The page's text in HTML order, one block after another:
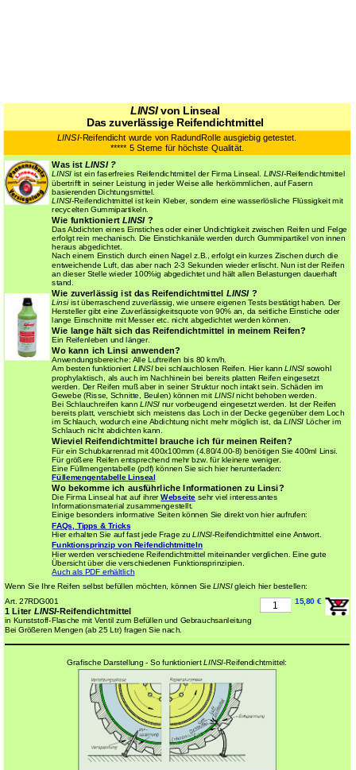
LINSIvon Linseal
Das zuverlässige Reifendichtmittel
LINSI-Reifendicht wurde von RadundRolle ausgiebig getestet.
***** 5 Sterne für höchste Qualität.
Was istLINSI ?
LINSI ist ein faserfreies Reifendichtmittel der Firma Linseal. LINSI-Reifendichtmittel
übertrifft in seiner Leistung in jeder Weise alle herkömmlichen, auf Fasern
basierenden Dichtungsmittel.
LINSI-Reifendichtmittel ist kein Kleber, sondern eine wasserlösliche Flüssigkeit mit
recycelten Gummipartikeln.
Wie funktioniert LINSI ?
Das Abdichten eines Einstiches oder einer Undichtigkeit zwischen Reifen und Felge
erfolgt rein mechanisch. Die Einstichkanäle werden durch Gummipartikel von innen
heraus abgedichtet.
Nach einem Einstich durch einen Nagel z.B., erfolgt ein kurzes Zischen durch die
entweichende Luft, das aber nach 2-3 Sekunden wieder erlischt. Nun ist der Reifen
an dieser Stelle wieder 100%ig abgedichtet und hält allen Belastungen dauerhaft
stand.
Wie zuverlässig ist das Reifendichtmittel LINSI ?
Linsiist überraschend zuverlässig, wie unsere eigenen Tests bestätigt haben. Der
Hersteller gibt eine Zuverlässigkeitsquote von 90% an, da seitliche Einstiche oder
lange Einschnitte mit Messer etc. nicht abgedichtet werden können.
Wie lange hält sich das Reifendichtmittel in meinem Reifen?
Ein Reifenleben und länger.
Wo kann ich Linsi anwenden?
Anwendungsbereiche: Alle Luftreifen bis 80 km/h.
Am besten funktioniertLINSIbei schlauchlosen Reifen. Hier kannLINSI sowohl
prophylaktisch, als auch im Nachhinein bei bereits platten Reifen eingesetzt
werden. Der Reifen muß aber in seiner Struktur noch intakt sein. Schäden im
Gewebe (Risse, Schnitte, Beulen) können mit LINSInicht behoben werden.
Bei Schlauchreifen kannLINSI nur vorbeugend eingesetzt werden. Ist der Reifen
bereits platt, verschiebt sich meistens das Loch in der Decke gegenüber dem Loch
im Schlauch, wodurch eine Abdichtung nicht mehr möglich ist, daLINSI Löcher im
Schlauch nicht abdichten kann.
Wieviel Reifendichtmittel brauche ich für meinen Reifen?
Für ein Schubkarrenrad mit 400x100mm (4.80/4.00-8) benötigen Sie 400ml Linsi.
Für größere Reifen entsprechend mehr bzw. für kleinere weniger.
Eine Füllmengentabelle (pdf) können Sie sich hier herunterladen:
Füllemengentabelle Linseal
Wo bekomme ich ausführliche Informationen zu Linsi?
Die Firma Linseal hat auf ihrerWebseite sehr viel interessantes
Informationsmaterial zusammengestellt.
Einige besonders informative Seiten können Sie direkt von hier aufrufen:
FAQs, Tipps & Tricks
Hier erhalten Sie auf fast jede Frage zuLINSI-Reifendichtmittel eine Antwort.
Funktionsprinzip von Reifendichtmitteln
Hier werden verschiedene Reifendichtmittel miteinander verglichen. Eine gute
Übersicht über die verschiedenen Funktionsprinzipien.
Auch als PDF erhältlich
Wenn Sie Ihre Reifen selbst befüllen möchten, können Sie LINSIgleich hier bestellen:
Art. 27RDG001
1 Liter LINSI-Reifendichtmittel
in Kunststoff-Flasche mit Ventil zum Befüllen und Gebrauchsanleitung
Bei Größeren Mengen (ab 25 Ltr) fragen Sie nach.
15,80 €
Grafische Darstellung - So funktioniertLINSI-Reifendichtmittel: